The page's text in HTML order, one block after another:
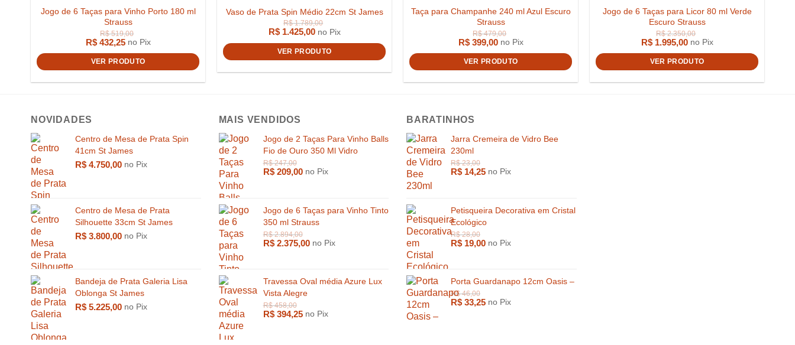
R$4.099,00 R$1.650,00 2.899,00
Jogo de 6 Taças para Vinho Porto 180 ml
Strauss
R$432,25 no Pix
VER PRODUTO
Vaso de Prata Spin Médio 22cm St James
R$1.425,00 no Pix
VER PRODUTO
Taça para Champanhe 240 ml Azul Escuro
Strauss
R$399,00 no Pix
VER PRODUTO
Jogo de 6 Taças para Licor 80 ml Verde
Escuro Strauss
R$1.995,00 no Pix
VER PRODUTO
NOVIDADES
Centro de Mesa de Prata Spin
41cm St James
R$ 4.750,00 no Pix
Centro de Mesa de Prata
Silhouette 33cm St James
R$ 3.800,00 no Pix
Bandeja de Prata Galeria Lisa
Oblonga St James
R$ 5.225,00 no Pix
MAIS VENDIDOS
Jogo de 2 Taças Para Vinho Balls
Fio de Ouro 350 Ml Vidro
R$209,00 no Pix
Jogo de 6 Taças para Vinho Tinto
350 ml Strauss
R$2.375,00 no Pix
Travessa Oval média Azure Lux
Vista Alegre
R$394,25 no Pix
BARATINHOS
Jarra Cremeira de Vidro Bee
230ml
R$ 14,25 no Pix
Petisqueira Decorativa em Cristal
Ecológico
R$ 19,00 no Pix
Porta Guardanapo 12cm Oasis –
R$ 33,25 no Pix